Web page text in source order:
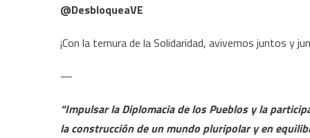
@DesbloqueaVE
¡Con la ternura de la Solidaridad, avivemos juntos y
—
“Impulsar la Diplomacia de los Pueblos y la
la construcción de un mundo pluripolar y en